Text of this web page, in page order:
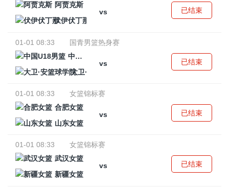
阿贾克斯
vs
伏伊伏丁那
已结束
01-01 08:33
国青男篮热身赛
中国U18男篮
vs
大卫·安篮球学院
已结束
01-01 08:33
女篮锦标赛
合肥女篮
vs
山东女篮
已结束
01-01 08:33
女篮锦标赛
武汉女篮
vs
新疆女篮
已结束